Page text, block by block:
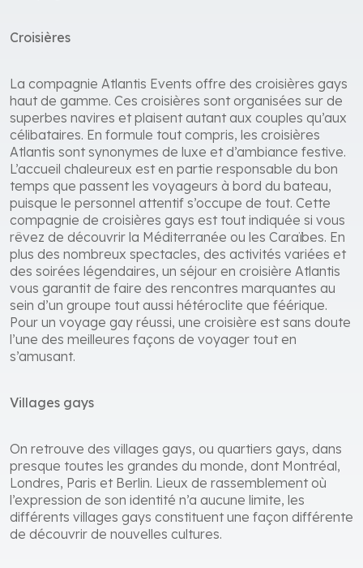
Croisières
La compagnie Atlantis Events offre des croisières gays
haut de gamme. Ces croisières sont organisées sur de
superbes navires et plaisent autant aux couples qu’aux
célibataires. En formule tout compris, les croisières
Atlantis sont synonymes de luxe et d’ambiance festive.
L’accueil chaleureux est en partie responsable du bon
temps que passent les voyageurs à bord du bateau,
puisque le personnel attentif s’occupe de tout. Cette
compagnie de croisières gays est tout indiquée si vous
rêvez de découvrir la Méditerranée ou les Caraïbes. En
plus des nombreux spectacles, des activités variées et
des soirées légendaires, un séjour en croisière Atlantis
vous garantit de faire des rencontres marquantes au
sein d’un groupe tout aussi hétéroclite que féérique.
Pour un voyage gay réussi, une croisière est sans doute
l’une des meilleures façons de voyager tout en
s’amusant.
Villages gays
On retrouve des villages gays, ou quartiers gays, dans
presque toutes les grandes du monde, dont Montréal,
Londres, Paris et Berlin. Lieux de rassemblement où
l’expression de son identité n’a aucune limite, les
différents villages gays constituent une façon différente
de découvrir de nouvelles cultures.